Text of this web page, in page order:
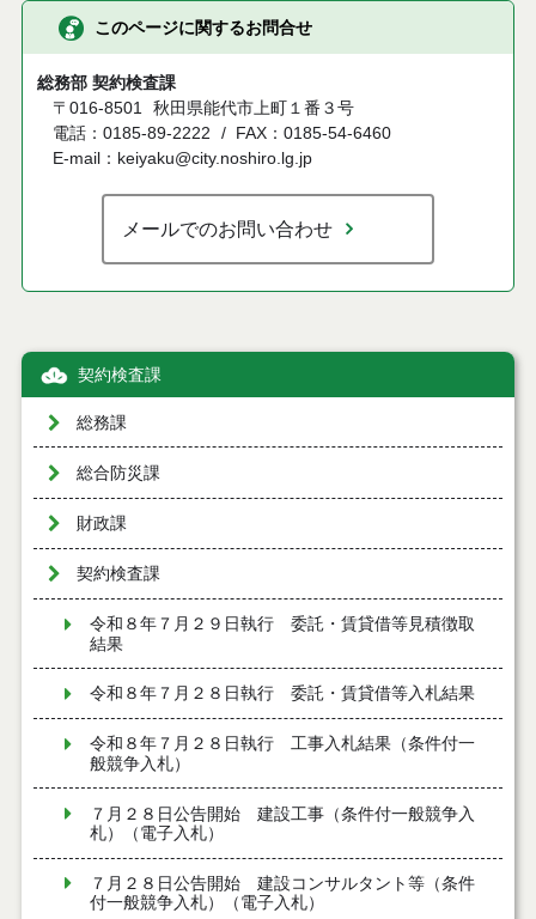
このページに関するお問合せ
総務部 契約検査課
〒016-8501 秋田県能代市上町１番３号
電話：0185-89-2222
FAX：0185-54-6460
E-mail：keiyaku@city.noshiro.lg.jp
メールでのお問い合わせ
契約検査課
総務課
総合防災課
財政課
契約検査課
令和８年７月２９日執行 委託・賃貸借等見積徴取
結果
令和８年７月２８日執行 委託・賃貸借等入札結果
令和８年７月２８日執行 工事入札結果（条件付一
般競争入札）
７月２８日公告開始 建設工事（条件付一般競争入
札）（電子入札）
７月２８日公告開始 建設コンサルタント等（条件
付一般競争入札）（電子入札）